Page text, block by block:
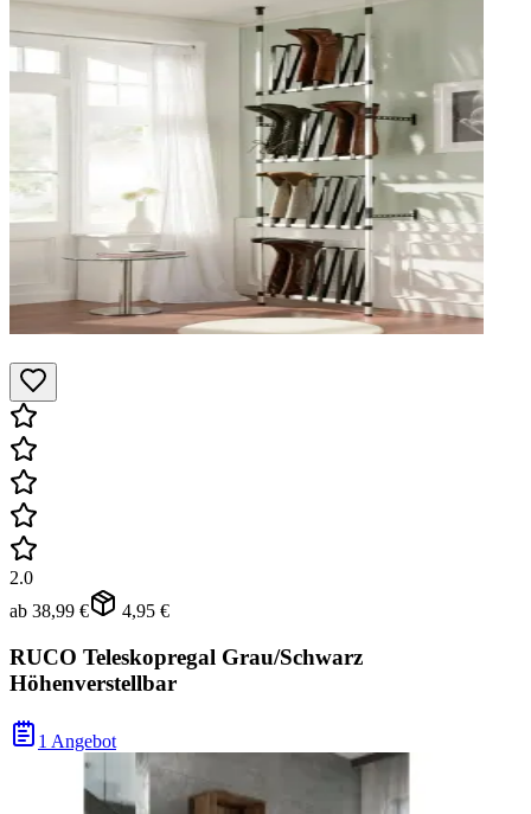
2.0
ab 38,99 € 4,95 €
RUCO Teleskopregal Grau/Schwarz
Höhenverstellbar
1 Angebot